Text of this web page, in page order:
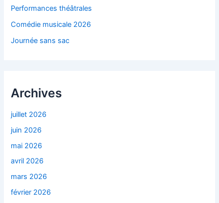
Performances théâtrales
Comédie musicale 2026
Journée sans sac
Archives
juillet 2026
juin 2026
mai 2026
avril 2026
mars 2026
février 2026